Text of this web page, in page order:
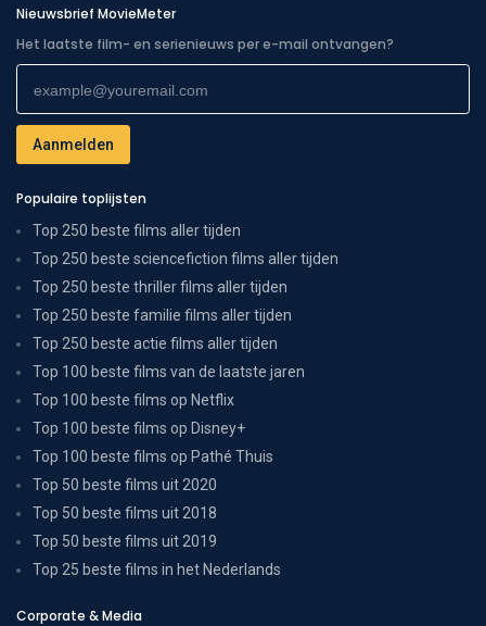
Nieuwsbrief MovieMeter
Het laatste film- en serienieuws per e-mail ontvangen?
Populaire toplijsten
Top 250 beste films aller tijden
Top 250 beste sciencefiction films aller tijden
Top 250 beste thriller films aller tijden
Top 250 beste familie films aller tijden
Top 250 beste actie films aller tijden
Top 100 beste films van de laatste jaren
Top 100 beste films op Netflix
Top 100 beste films op Disney+
Top 100 beste films op Pathé Thuis
Top 50 beste films uit 2020
Top 50 beste films uit 2018
Top 50 beste films uit 2019
Top 25 beste films in het Nederlands
Corporate & Media